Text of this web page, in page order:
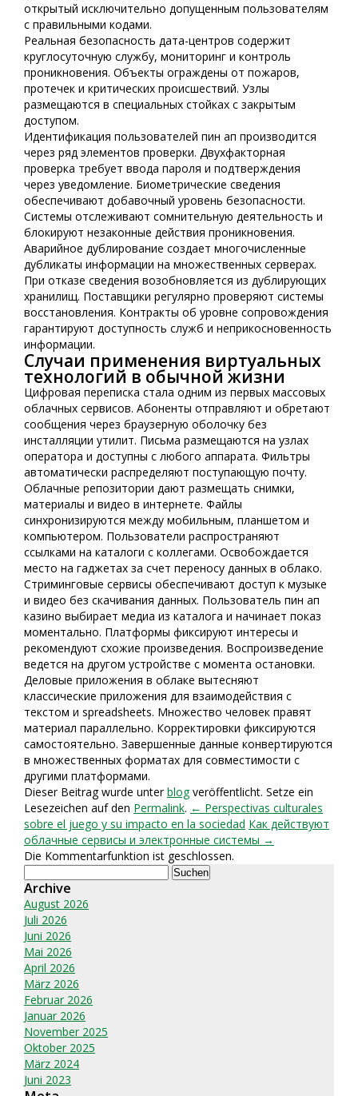
открытый исключительно допущенным пользователям
с правильными кодами.
Реальная безопасность дата-центров содержит
круглосуточную службу, мониторинг и контроль
проникновения. Объекты ограждены от пожаров,
протечек и критических происшествий. Узлы
размещаются в специальных стойках с закрытым
доступом.
Идентификация пользователей пин ап производится
через ряд элементов проверки. Двухфакторная
проверка требует ввода пароля и подтверждения
через уведомление. Биометрические сведения
обеспечивают добавочный уровень безопасности.
Системы отслеживают сомнительную деятельность и
блокируют незаконные действия проникновения.
Аварийное дублирование создает многочисленные
дубликаты информации на множественных серверах.
При отказе сведения возобновляется из дублирующих
хранилищ. Поставщики регулярно проверяют системы
восстановления. Контракты об уровне сопровождения
гарантируют доступность служб и неприкосновенность
информации.
Случаи применения виртуальных
технологий в обычной жизни
Цифровая переписка стала одним из первых массовых
облачных сервисов. Абоненты отправляют и обретают
сообщения через браузерную оболочку без
инсталляции утилит. Письма размещаются на узлах
оператора и доступны с любого аппарата. Фильтры
автоматически распределяют поступающую почту.
Облачные репозитории дают размещать снимки,
материалы и видео в интернете. Файлы
синхронизируются между мобильным, планшетом и
компьютером. Пользователи распространяют
ссылками на каталоги с коллегами. Освобождается
место на гаджетах за счет переносу данных в облако.
Стриминговые сервисы обеспечивают доступ к музыке
и видео без скачивания данных. Пользователь пин ап
казино выбирает медиа из каталога и начинает показ
моментально. Платформы фиксируют интересы и
рекомендуют схожие произведения. Воспроизведение
ведется на другом устройстве с момента остановки.
Деловые приложения в облаке вытесняют
классические приложения для взаимодействия с
текстом и spreadsheets. Множество человек правят
материал параллельно. Корректировки фиксируются
самостоятельно. Завершенные данные конвертируются
в множественных форматах для совместимости с
другими платформами.
Dieser Beitrag wurde unterblogveröffentlicht. Setze ein
Lesezeichen auf den Permalink. ← Perspectivas culturales
sobre el juego y su impacto en la sociedad Как действуют
облачные сервисы и электронные системы →
Die Kommentarfunktion ist geschlossen.
Suchen
nach:
Archive
August 2026
Juli 2026
Juni 2026
Mai 2026
April 2026
März 2026
Februar 2026
Januar 2026
November 2025
Oktober 2025
März 2024
Juni 2023